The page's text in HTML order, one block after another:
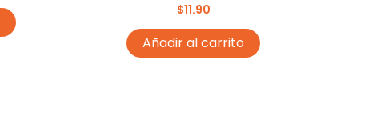
$11.90
Añadir al carrito